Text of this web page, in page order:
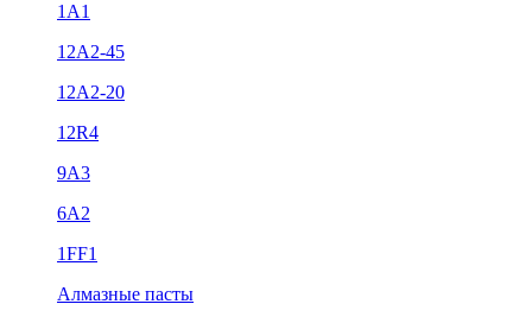
1А1
12A2-45
12А2-20
12R4
9А3
6А2
1FF1
Алмазные пасты